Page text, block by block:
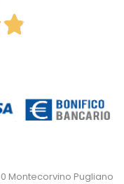
Montecorvino Pugliano